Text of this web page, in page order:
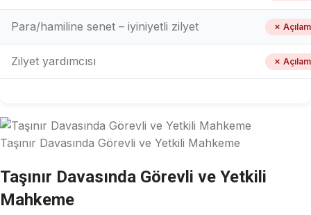
Para/hamiline senet – iyiniyetli zilyet ✗
Zilyet yardımcısı ✗
Taşınır Davasında Görevli ve Yetkili Mahkeme
Taşınır Davasında Görevli ve Yetkili
Mahkeme